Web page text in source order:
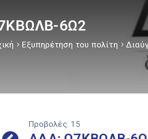
6Ω2
Εξυπηρέτηση του πολίτη
Προβολές: 15